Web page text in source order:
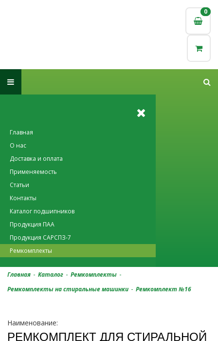
0
0
Главная
О нас
Доставка и оплата
Применяемость
Статьи
Контакты
Каталог подшипников
Продукция ПАА
Продукция САРСПЗ-7
Ремкомплекты
Главная - Каталог - Ремкомплекты -
Ремкомплекты на стиральные машинки - Ремкомплект №16
Наименование:
РЕМКОМПЛЕКТ ДЛЯ СТИРАЛЬНОЙ